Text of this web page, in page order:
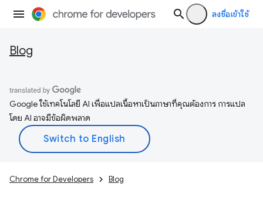
ลงชื่อเข้าใช้
Blog
Google ใช้เทคโนโลยี AI เพื่อแปลเนื้อหาเป็นภาษาที่คุณต้องการ การแปล
โดย AI อาจมีข้อผิดพลาด
Chrome for Developers Blog